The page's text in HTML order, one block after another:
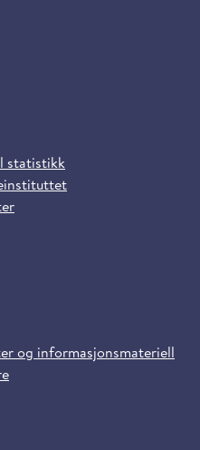
statistikk
og informasjonsmateriell